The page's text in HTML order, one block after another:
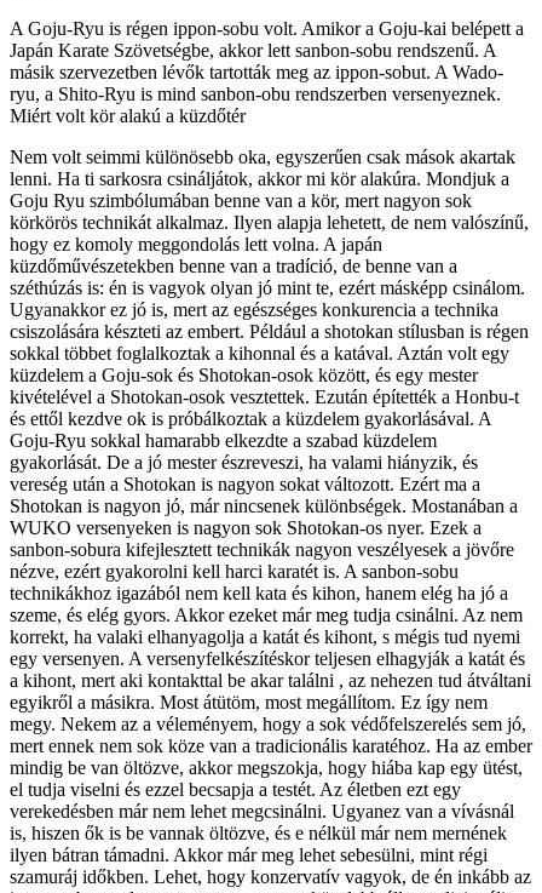
A Goju-Ryu is régen ippon-sobu volt. Amikor a Goju-kai belépett a
Japán Karate Szövetségbe, akkor lett sanbon-sobu rendszenű. A
másik szervezetben lévők tartották meg az ippon-sobut. A Wado-
ryu, a Shito-Ryu is mind sanbon-obu rendszerben versenyeznek.
Miért volt kör alakú a küzdőtér
Nem volt seimmi különösebb oka, egyszerűen csak mások akartak
lenni. Ha ti sarkosra csináljátok, akkor mi kör alakúra. Mondjuk a
Goju Ryu szimbólumában benne van a kör, mert nagyon sok
körkörös technikát alkalmaz. Ilyen alapja lehetett, de nem valószínű,
hogy ez komoly meggondolás lett volna. A japán
küzdőművészetekben benne van a tradíció, de benne van a
széthúzás is: én is vagyok olyan jó mint te, ezért másképp csinálom.
Ugyanakkor ez jó is, mert az egészséges konkurencia a technika
csiszolására készteti az embert. Például a shotokan stílusban is régen
sokkal többet foglalkoztak a kihonnal és a katával. Aztán volt egy
küzdelem a Goju-sok és Shotokan-osok között, és egy mester
kivételével a Shotokan-osok vesztettek. Ezután építették a Honbu-t
és ettől kezdve ok is próbálkoztak a küzdelem gyakorlásával. A
Goju-Ryu sokkal hamarabb elkezdte a szabad küzdelem
gyakorlását. De a jó mester észreveszi, ha valami hiányzik, és
vereség után a Shotokan is nagyon sokat változott. Ezért ma a
Shotokan is nagyon jó, már nincsenek különbségek. Mostanában a
WUKO versenyeken is nagyon sok Shotokan-os nyer. Ezek a
sanbon-sobura kifejlesztett technikák nagyon veszélyesek a jövőre
nézve, ezért gyakorolni kell harci karatét is. A sanbon-sobu
technikákhoz igazából nem kell kata és kihon, hanem elég ha jó a
szeme, és elég gyors. Akkor ezeket már meg tudja csinálni. Az nem
korrekt, ha valaki elhanyagolja a katát és kihont, s mégis tud nyemi
egy versenyen. A versenyfelkészítéskor teljesen elhagyják a katát és
a kihont, mert aki kontakttal be akar találni , az nehezen tud átváltani
egyikről a másikra. Most átütöm, most megállítom. Ez így nem
megy. Nekem az a véleményem, hogy a sok védőfelszerelés sem jó,
mert ennek nem sok köze van a tradicionális karatéhoz. Ha az ember
mindig be van öltözve, akkor megszokja, hogy hiába kap egy ütést,
el tudja viselni és ezzel becsapja a testét. Az életben ezt egy
verekedésben már nem lehet megcsinálni. Ugyanez van a vívásnál
is, hiszen ők is be vannak öltözve, és e nélkül már nem mernének
ilyen bátran támadni. Akkor már meg lehet sebesülni, mint régi
szamuráj időkben. Lehet, hogy konzervatív vagyok, de én inkább az